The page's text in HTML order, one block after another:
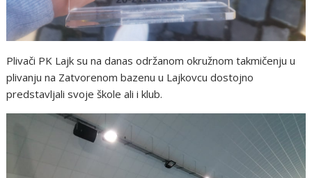
Plivači PK Lajk su na danas održanom okružnom takmičenju u
plivanju na Zatvorenom bazenu u Lajkovcu dostojno
predstavljali svoje škole ali i klub.